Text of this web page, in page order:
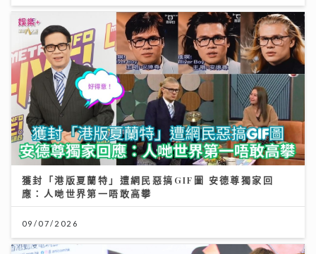
獲封「港版夏蘭特」遭網民惡搞GIF圖 安德尊獨家回
應：人哋世界第一唔敢高攀
09/07/2026